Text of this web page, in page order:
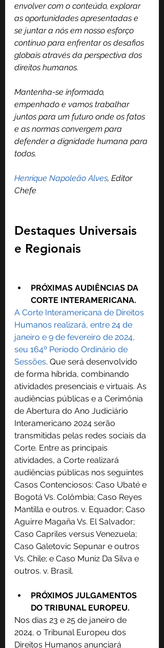
envolver com o conteúdo, explorar
as oportunidades apresentadas e
se juntar a nós em nosso esforço
contínuo para enfrentar os desafios
globais através da perspectiva dos
direitos humanos.
Mantenha-se informado,
empenhado e vamos trabalhar
juntos para um futuro onde os fatos
e as normas convergem para
defender a dignidade humana para
todos.
Henrique Napoleão Alves, Editor
Chefe
Destaques Universais
e Regionais
PRÓXIMAS AUDIÊNCIAS DA
CORTE INTERAMERICANA.
A Corte Interamericana de Direitos
Humanos realizará, entre 24 de
janeiro e 9 de fevereiro de 2024,
seu 164º Período Ordinário de
Sessões. Que será desenvolvido
de forma híbrida, combinando
atividades presenciais e virtuais. As
audiências públicas e a Cerimônia
de Abertura do Ano Judiciário
Interamericano 2024 serão
transmitidas pelas redes sociais da
Corte. Entre as principais
atividades, a Corte realizará
audiências públicas nos seguintes
Casos Contenciosos: Caso Ubaté e
Bogotá Vs. Colômbia; Caso Reyes
Mantilla e outros. v. Equador; Caso
Aguirre Magaña Vs. El Salvador;
Caso Capriles versus Venezuela;
Caso Galetovic Sepunar e outros
Vs. Chile; e Caso Muniz Da Silva e
outros. v. Brasil.
PRÓXIMOS JULGAMENTOS
DO TRIBUNAL EUROPEU.
Nos dias 23 e 25 de janeiro de
2024, o Tribunal Europeu dos
Direitos Humanos anunciará